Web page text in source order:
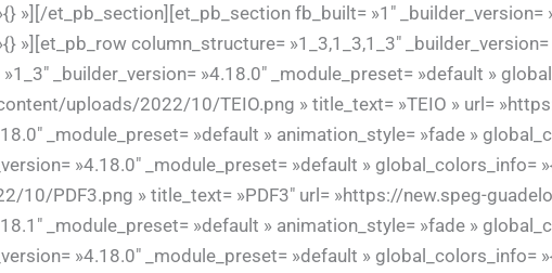
»][/et_pb_section][et_pb_section fb_built= »1″
»][et_pb_row column_structure= »1_3,1_3,1_3″
_builder_version= »4.18.0″ _module_preset= »default »
uploads/2022/10/TEIO.png » title_text= »TEIO » url=
_module_preset= »default » animation_style= »fade »
»4.18.0″ _module_preset= »default »
10/PDF3.png » title_text= »PDF3″ url= »https://new.speg-
_module_preset= »default » animation_style= »fade »
»4.18.0″ _module_preset= »default »